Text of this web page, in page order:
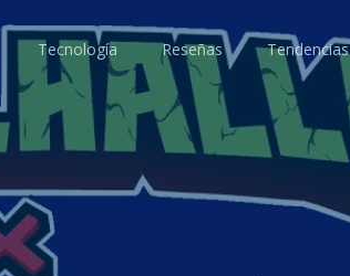
Tecnología Reseñas Tendencias